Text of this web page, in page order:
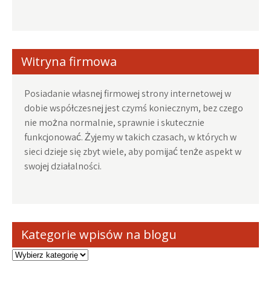
Witryna firmowa
Posiadanie własnej firmowej strony internetowej w
dobie współczesnej jest czymś koniecznym, bez czego
nie można normalnie, sprawnie i skutecznie
funkcjonować. Żyjemy w takich czasach, w których w
sieci dzieje się zbyt wiele, aby pomijać tenże aspekt w
swojej działalności.
Kategorie wpisów na blogu
Kategorie